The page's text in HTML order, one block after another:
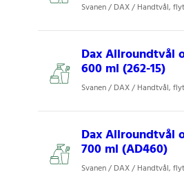
Svanen / DAX / Handtvål,
Dax Allroundtvål
600 ml (262-15)
Svanen / DAX / Handtvål,
Dax Allroundtvål
700 ml (AD460)
Svanen / DAX / Handtvål,